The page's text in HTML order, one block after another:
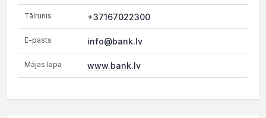
Tālrunis +37167022300
E-pasts info@bank.lv
Mājas lapa www.bank.lv